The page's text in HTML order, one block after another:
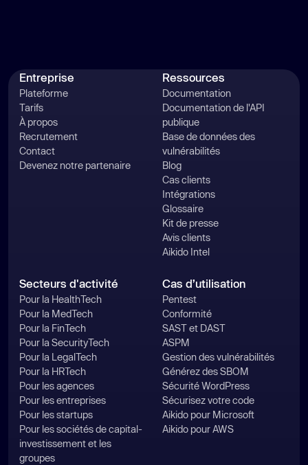
Entreprise
Plateforme
Tarifs
À propos
Recrutement
Contact
Devenez notre partenaire
Ressources
Documentation
Documentation de l'API
publique
Base de données des
vulnérabilités
Blog
Cas clients
Intégrations
Glossaire
Kit de presse
Avis clients
Aikido Intel
Secteurs d'activité
Pour la HealthTech
Pour la MedTech
Pour la FinTech
Pour la SecurityTech
Pour la LegalTech
Pour la HRTech
Pour les agences
Pour les entreprises
Pour les startups
Pour les sociétés de capital-
investissement et les
groupes
Cas d’utilisation
Pentest
Conformité
SAST et DAST
ASPM
Gestion des vulnérabilités
Générez des SBOM
Sécurité WordPress
Sécurisez votre code
Aikido pour Microsoft
Aikido pour AWS